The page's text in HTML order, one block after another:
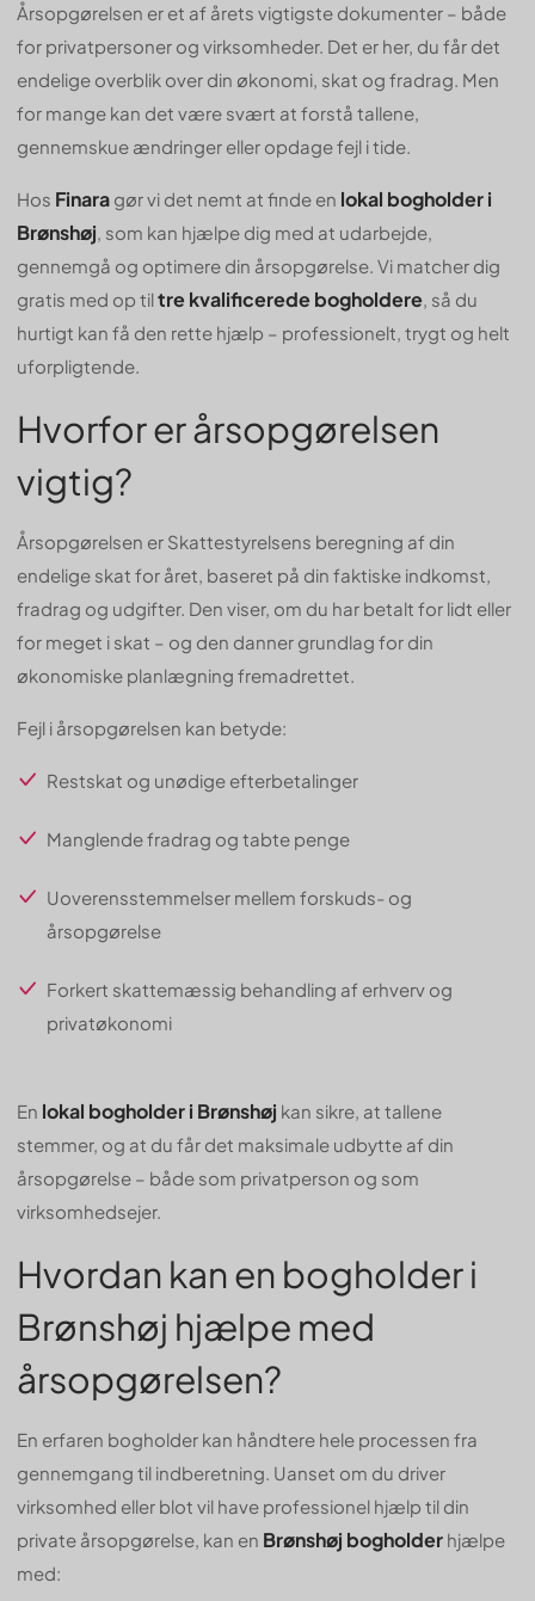
Årsopgørelsen er et af årets vigtigste dokumenter – både
for privatpersoner og virksomheder. Det er her, du får det
endelige overblik over din økonomi, skat og fradrag. Men
for mange kan det være svært at forstå tallene,
gennemskue ændringer eller opdage fejl i tide.
Hos Finara gør vi det nemt at finde en lokal bogholder i
Brønshøj, som kan hjælpe dig med at udarbejde,
gennemgå og optimere din årsopgørelse. Vi matcher dig
gratis med op tiltre kvalificerede bogholdere, så du
hurtigt kan få den rette hjælp – professionelt, trygt og helt
uforpligtende.
Hvorfor er årsopgørelsen
vigtig?
Årsopgørelsen er Skattestyrelsens beregning af din
endelige skat for året, baseret på din faktiske indkomst,
fradrag og udgifter. Den viser, om du har betalt for lidt eller
for meget i skat – og den danner grundlag for din
økonomiske planlægning fremadrettet.
Fejl i årsopgørelsen kan betyde:
Restskat og unødige efterbetalinger
Manglende fradrag og tabte penge
Uoverensstemmelser mellem forskuds- og
årsopgørelse
Forkert skattemæssig behandling af erhverv og
privatøkonomi
En lokal bogholder i Brønshøj kan sikre, at tallene
stemmer, og at du får det maksimale udbytte af din
årsopgørelse – både som privatperson og som
virksomhedsejer.
Hvordan kan en bogholder i
Brønshøj hjælpe med
årsopgørelsen?
En erfaren bogholder kan håndtere hele processen fra
gennemgang til indberetning. Uanset om du driver
virksomhed eller blot vil have professionel hjælp til din
private årsopgørelse, kan en Brønshøj bogholder hjælpe
med: